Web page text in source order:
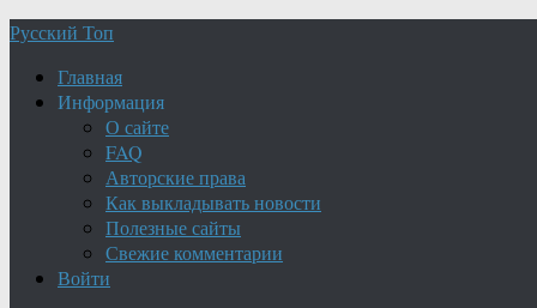
Русский Топ
Главная
Информация
О сайте
FAQ
Авторские права
Как выкладывать новости
Полезные сайты
Свежие комментарии
Войти